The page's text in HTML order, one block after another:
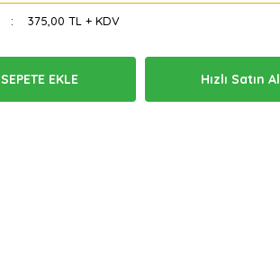
375,00 TL + KDV
SEPETE EKLE Hızlı Satın Al